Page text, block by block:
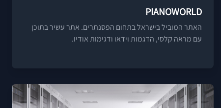
PIANOWORLD
האתר המוביל בישראל בתחום הפסנתרים. אתר עשיר בתוכן
עם מראה קלסי, הדגמות וידאו ודגימות אודיו.